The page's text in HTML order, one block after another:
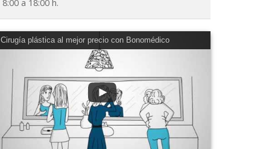
8:00 a 18:00 h.
Cirugía plástica al mejor precio con Bonomédico